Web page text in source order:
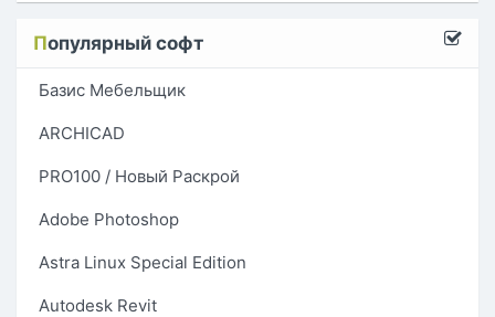
Популярный софт
Базис Мебельщик
ARCHICAD
PRO100 / Новый Раскрой
Adobe Photoshop
Astra Linux Special Edition
Autodesk Revit